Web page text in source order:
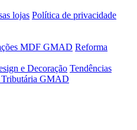
lojas Política de privacidade
MDF GMAD Reforma
e Decoração Tendências
Tributária GMAD